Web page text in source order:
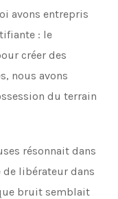
avons entrepris
: le
créer des
nous avons
du terrain
résonnait dans
de libérateur dans
bruit semblait